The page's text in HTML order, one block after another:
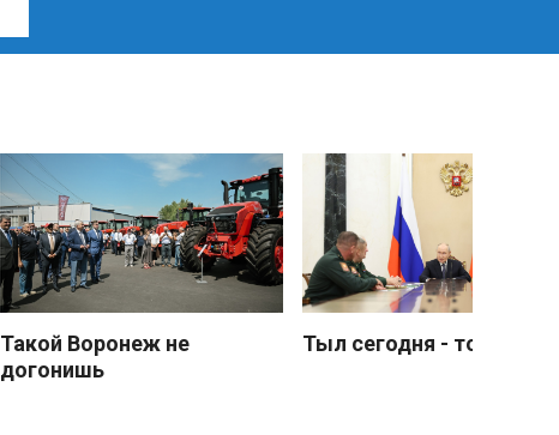
Такой Воронеж не
догонишь
Тыл сегодня - тоже